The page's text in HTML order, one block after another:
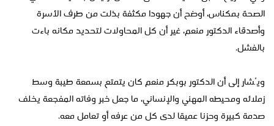
الصحة بمكناس، أوضح أن جهودا مكثفة بذلت من طرف الأسرة
وأصدقاء الدكتور منعم، غير أن كل المحاولات لتحديد مكانه باءت
بالفشل.
ويُشار إلى أن الدكتور بوبكر منعم كان يتمتع بسمعة طيبة وسط
زملائه ومحيطه المهني والإنساني، ما جعل خبر وفاته المفجعة يخلف
صدمة كبيرة وحزنا عميقا لدى كل من عرفه أو تعامل معه.